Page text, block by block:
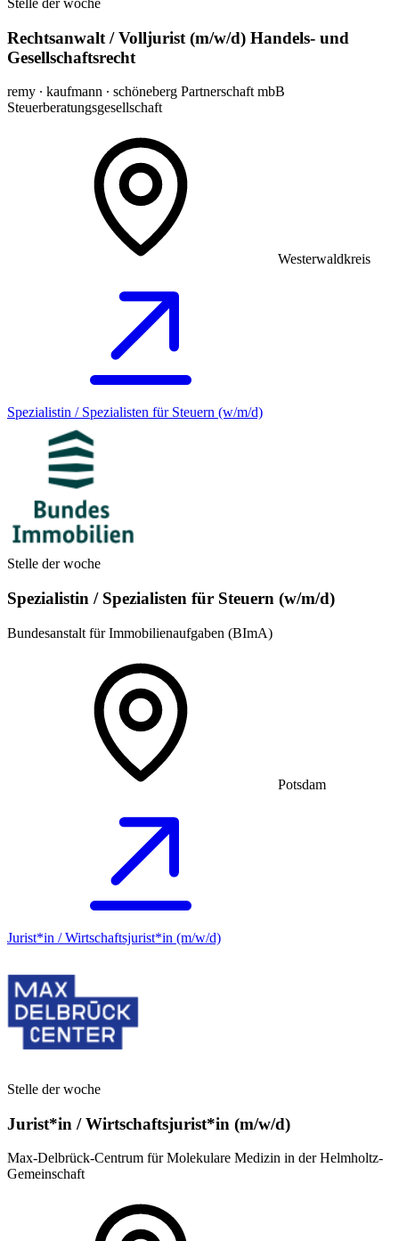
Stelle der woche
Rechtsanwalt / Volljurist (m/w/d) Handels- und
Gesellschaftsrecht
remy ∙ kaufmann ∙ schöneberg Partnerschaft mbB
Steuerberatungsgesellschaft
Westerwaldkreis
Spezialistin / Spezialisten für Steuern (w/m/d)
Stelle der woche
Spezialistin / Spezialisten für Steuern (w/m/d)
Bundesanstalt für Immobilienaufgaben (BImA)
Potsdam
Jurist*in / Wirtschafts­jurist*in (m/w/d)
Stelle der woche
Jurist*in / Wirtschafts­jurist*in (m/w/d)
Max-Delbrück-Centrum für Molekulare Medizin in der Helmholtz-
Gemeinschaft